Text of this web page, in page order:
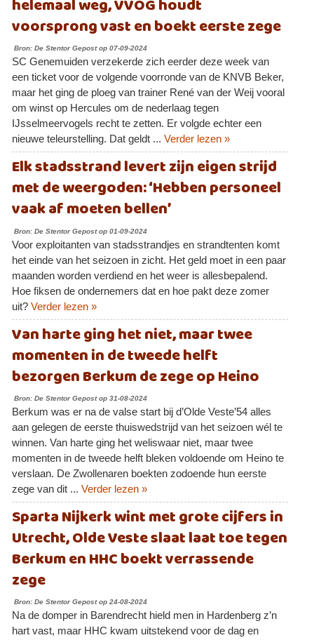
helemaal weg, VVOG houdt
voorsprong vast en boekt eerste zege
Bron: De Stentor Gepost op 07-09-2024
SC Genemuiden verzekerde zich eerder deze week van
een ticket voor de volgende voorronde van de KNVB Beker,
maar het ging de ploeg van trainer René van der Weij vooral
om winst op Hercules om de nederlaag tegen
IJsselmeervogels recht te zetten. Er volgde echter een
nieuwe teleurstelling. Dat geldt ... Verder lezen »
Elk stadsstrand levert zijn eigen strijd
met de weergoden: ‘Hebben personeel
vaak af moeten bellen’
Bron: De Stentor Gepost op 01-09-2024
Voor exploitanten van stadsstrandjes en strandtenten komt
het einde van het seizoen in zicht. Het geld moet in een paar
maanden worden verdiend en het weer is allesbepalend.
Hoe fiksen de ondernemers dat en hoe pakt deze zomer
uit? Verder lezen »
Van harte ging het niet, maar twee
momenten in de tweede helft
bezorgen Berkum de zege op Heino
Bron: De Stentor Gepost op 31-08-2024
Berkum was er na de valse start bij d’Olde Veste’54 alles
aan gelegen de eerste thuiswedstrijd van het seizoen wél te
winnen. Van harte ging het weliswaar niet, maar twee
momenten in de tweede helft bleken voldoende om Heino te
verslaan. De Zwollenaren boekten zodoende hun eerste
zege van dit ... Verder lezen »
Sparta Nijkerk wint met grote cijfers in
Utrecht, Olde Veste slaat laat toe tegen
Berkum en HHC boekt verrassende
zege
Bron: De Stentor Gepost op 24-08-2024
Na de domper in Barendrecht hield men in Hardenberg z’n
hart vast, maar HHC kwam uitstekend voor de dag en